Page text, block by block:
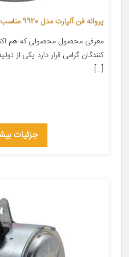
پروانه فن آلپارت مدل 9920 مناسب برای پژو 405
معرفی محصول محصولی که هم
کنندگان گرامی قرار دارد یکی از
[…]
جزئیات